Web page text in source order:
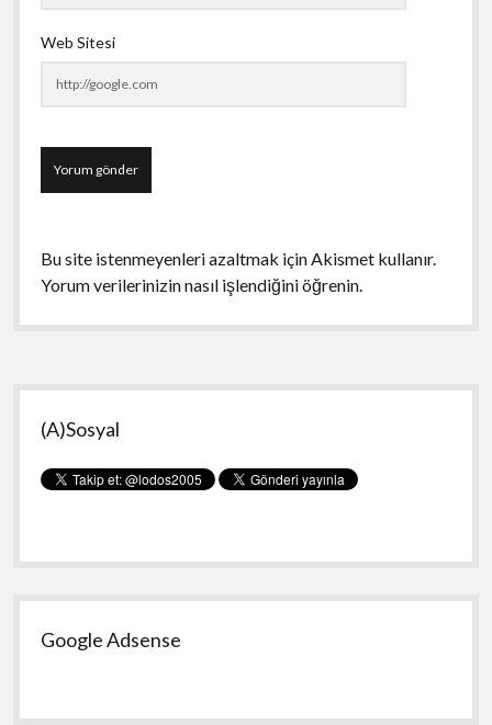
Web Sitesi
Bu site istenmeyenleri azaltmak için Akismet kullanır.
Yorum verilerinizin nasıl işlendiğini öğrenin.
Yan
Menü
(A)Sosyal
Google Adsense